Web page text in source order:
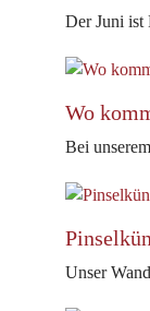
Der Juni ist
Wo
Bei
Unser